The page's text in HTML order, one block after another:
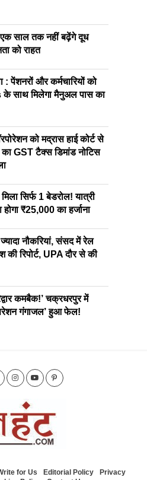
साल तक नहीं बढ़ेंगे दूध
को राहत
: पेंशनरों और कर्मचारियों को
के साथ मिलेगा मैनुअल पास का
को मद्रास हाई कोर्ट से
GST टैक्स डिमांड नोटिस
सिर्फ 1 बेडरोल! यात्री
₹25,000 का हर्जाना
नौकरियां, संसद में रेल
की रिपोर्ट, UPA दौर से की
कमबैक!’ चक्रधरपुर में
गंगाजल’ हुआ फेल!
for Us Editorial Policy
Privacy